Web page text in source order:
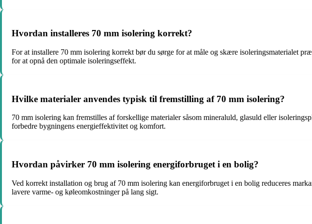
Hvordan installeres 70 mm isolering korrekt?
For at installere 70 mm isolering korrekt bør du sørge for at måle og skære isoleringsmaterialet
for at opnå den optimale isoleringseffekt.
Hvilke materialer anvendes typisk til fremstilling af 70 mm isolering?
70 mm isolering kan fremstilles af forskellige materialer såsom mineraluld, glasuld eller
forbedre bygningens energieffektivitet og komfort.
Hvordan påvirker 70 mm isolering energiforbruget i en bolig?
Ved korrekt installation og brug af 70 mm isolering kan energiforbruget i en bolig reduceres
lavere varme- og køleomkostninger på lang sigt.